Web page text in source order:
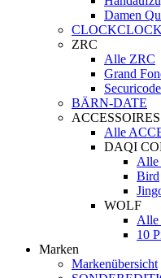
Damen
ZRC
Alle ZRC
Grand
Securicode
BÄRN-DATE
ACCESSOIRES
Alle
DAQI
Bird
WOLF
10
Marken
Markenübersicht